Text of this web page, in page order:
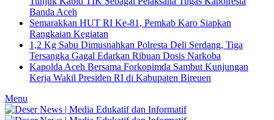
Banda Aceh
Semarakkan HUT RI Ke-81, Pemkab Karo Siapkan
Rangkaian Kegiatan
1,2 Kg Sabu Dimusnahkan Polresta Deli Serdang, Tiga
Tersangka Gagal Edarkan Ribuan Dosis Narkoba
Kapolda Aceh Bersama Forkopimda Sambut Kunjungan
Kerja Wakil Presiden RI di Kabupaten Bireuen
Menu